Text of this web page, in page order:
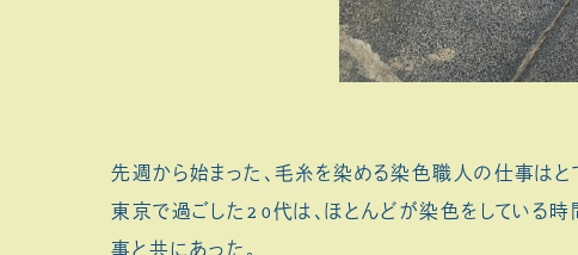
先週から始まった、毛糸を染める染色職人の仕事はと
東京で過ごした20代は、ほとんどが染色をしている時